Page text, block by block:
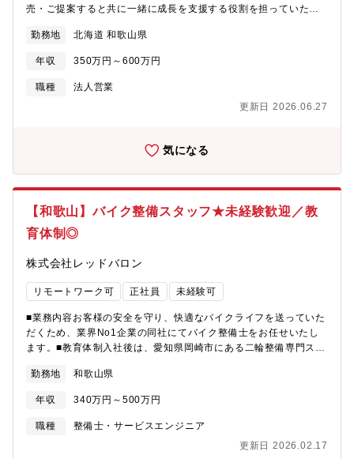
ことができます。【募集背景】増員全国規模での代理店パートナ
ー様との協業強化に伴い、 既存代理店パートナー様の深耕および
【働き方】フルリモート・スーパーフレックス制度でフレキシブ
どこにお住まいの方でも勤務可能です。また、コアタイムのない7
時間勤務（1日）を基準に月の歴日数総労働時間で管理していま
ルではなく「人」として伴走します。 大企業からのセキュリテ
ィ要請が高まる中、サプライチェーンの弱点となりがちな中小企
るという大きなやりがいを得られます。【働き方】フルリモー
る働き方となります。全国どこにお住まいの方でもご勤務可能で
す。また、コアタイムのない7時間勤務（1日）を基準に月の歴日
や会社判断により、勤務時間の指定や出社を指示する場合があり
売・ご提案すると共に一緒に成長を支援する役割を担っていただ
て販売促進の実施・新規商材の発掘・代理店の新規開拓や契約締
結・営業戦略の立案・代理店への営業支援やフォロー・セミナー
やキャンペーンの企画等【魅力】既存の大規模パートナー様の担
当としてお客様へIT商材の販売支援を行っていただきます。個人
勉強会がメインとなります。パートナーセールスとしては通常の
け、深めることができるのは大きなやりがいの一つです。また、
パートナー企業との関係を通じて、異なる業界や市場の知識も広
がり、自身の視野を広げることができます。【案件事例】某大手
企業の販売No.1とのパートナーシップ、某大手公共施設のインフ
ラ監視・某大手大規模インフラ構築運用【募集背景】全国規模の
パートナー様への体制強化と販売促進
勤務地 北海道 和歌山県
年収 350万円～600万円
職種
法人営業
更新日 2026.06.27
気になる
【和歌山】バイク整備スタッフ★未経験歓迎／教
育体制◎
株式会社レッドバロン
リモートワーク可 正社員 未経験可
■業務内容お客様の安全を守り、快適なバイクライフを送っていた
だくため、業界No1企業の同社にてバイク整備士をお任せいたし
ます。■教育体制入社後は、愛知県岡崎市にある二輪整備専門スク
大90日間の研修を受けていただきます。合格基準が明確に定めら
れており、完全未経験のご入社者も第一線で活躍しているので、
ご安心ください！※同社の保有する宿泊施設での実施となるた
め、引っ越し費用等も発生しません。なお、現場配属後も一人で
有する先輩社員が必ず確認する為、研修後もサポート体制は万全
勤務地 和歌山県
年収 340万円～500万円
職種
整備士・サービスエンジニア
更新日 2026.02.17